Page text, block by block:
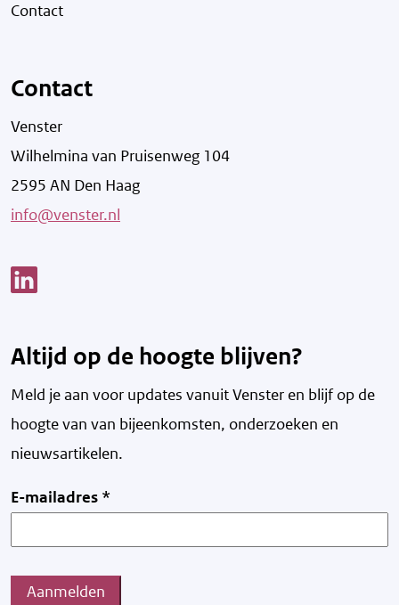
Contact
Contact
Venster
Wilhelmina van Pruisenweg 104
2595 AN Den Haag
info@venster.nl
Altijd op de hoogte blijven?
Meld je aan voor updates vanuit Venster en blijf op de
hoogte van van bijeenkomsten, onderzoeken en
nieuwsartikelen.
E-mailadres *
Aanmelden